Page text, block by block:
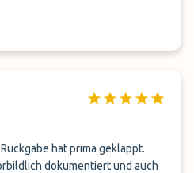
hat prima geklappt.
dokumentiert und auch